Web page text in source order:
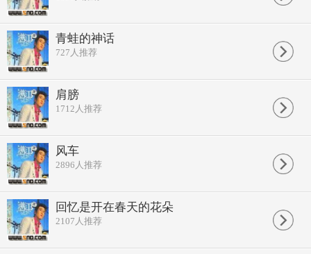
青蛙的神话
727 人推荐
肩膀
1712 人推荐
风车
2896 人推荐
回忆是开在春天的花朵
2107 人推荐